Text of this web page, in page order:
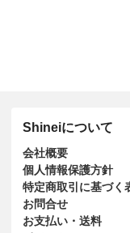
Shineiについて
会社概要
個人情報保護方針
特定商取引に基づく
お問合せ
お支払い・送料